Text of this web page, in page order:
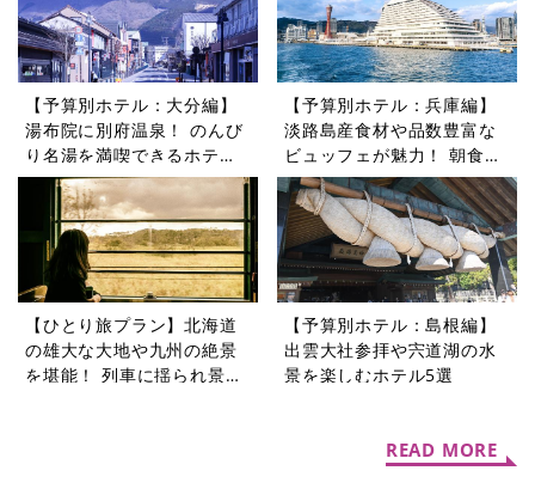
【予算別ホテル：大分編】
湯布院に別府温泉！ のんび
り名湯を満喫できるホテル5
選
【予算別ホテル：兵庫編】
淡路島産食材や品数豊富な
ビュッフェが魅力！ 朝食が
自慢のホテル5選
【ひとり旅プラン】北海道
の雄大な大地や九州の絶景
を堪能！ 列車に揺られ景色
【予算別ホテル：島根編】
出雲大社参拝や宍道湖の水
景を楽しむホテル5選
READ MORE